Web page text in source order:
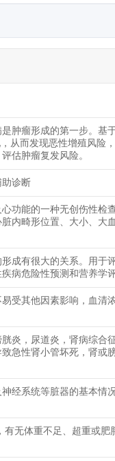
肿瘤形成的第一步。基
从而发现恶性增殖风险
估肿瘤复发风险。
诊断
功能的一种无创伤性检
内畸形位置、大小、大
成有很大的关系。用于
病危险性预测和营养学评
受其他因素影响，血清
炎，尿道炎，肾病综合
急性肾小管坏死，肾或
经系统等脏器的基本情
无体重不足、超重或肥